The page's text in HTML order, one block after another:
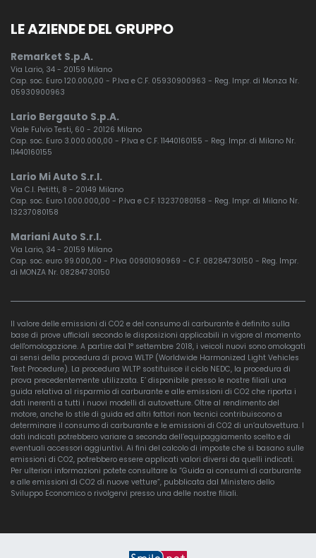
LE AZIENDE DEL GRUPPO
Remarket S.p.A.
Via Lario, 34 - 20159 Milano
Cap. soc. Euro 120.000,00 - P.Iva e C.F. 05930900963 - Reg. Impr. di Monza Nr.
05930900963
Lario Bergauto S.p.A.
Viale Fulvio Testi, 60 - 20126 Milano
Cap. soc. Euro 3.000.000,00 - P.Iva e C.F. 11440160155 - Reg. Impr. di Milano Nr.
11440160155
Lario Mi Auto S.r.l.
Via C.I. Petitti, 8 - 20149 Milano
Cap. soc. Euro 1.000.000,00 - P.Iva e C.F. 13237080158 - Reg. Impr. di Milano Nr.
13237080158
Mariani Auto S.r.l.
Via Lario, 34 - 20159 Milano
Cap. soc. euro 99.000,00 - P.Iva 00901090969 - C.F. 08284730150 - Reg. Impr.
di MONZA Nr. 08284730150
Il valore delle emissioni di CO2 e del consumo di carburante è definito sulla
base di prove ufficiali secondo le disposizioni applicabili in vigore al momento
dell'omologazione. A partire dal 1° settembre 2018, i veicoli nuovi sono omologati
ai sensi della procedura di prova WLTP (Worldwide Harmonized Light Vehicles
Test Procedure). La procedura WLTP sostituisce il ciclo NEDC, la procedura di
prova precedentemente utilizzata. E’ disponibile presso le nostre filiali una
guida relativa al risparmio di carburante e alle emissioni di CO2 che riporta i
dati inerenti a tutti i nuovi modelli di autovetture. Oltre al rendimento del
motore, anche lo stile di guida ed altri fattori non tecnici contribuiscono a
determinare il consumo di carburante e le emissioni di CO2 di un’autovettura. I
dati indicati potrebbero variare a seconda dell’equipaggiamento scelto e di
eventuali accessori aggiuntivi. Ai fini del calcolo di imposte che si basano sulle
emissioni di CO2, potrebbero essere applicati valori diversi da quelli indicati.
Per ulteriori informazioni potete consultare la “Guida ai consumi di carburante
e alle emissioni di CO2 di nuove vetture”, pubblicata dal Ministero dello
Sviluppo Economico o rivolgervi presso una delle nostre filiali.